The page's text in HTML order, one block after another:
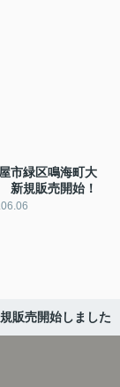
市緑区鳴海町大
新規販売開始！
販売開始しました